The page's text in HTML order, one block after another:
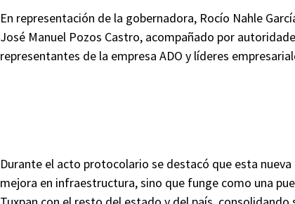
En representación de la gobernadora, Rocío Nahle
José Manuel Pozos Castro, acompañado por
representantes de la empresa ADO y líderes
Durante el acto protocolario se destacó que esta
mejora en infraestructura, sino que funge como una